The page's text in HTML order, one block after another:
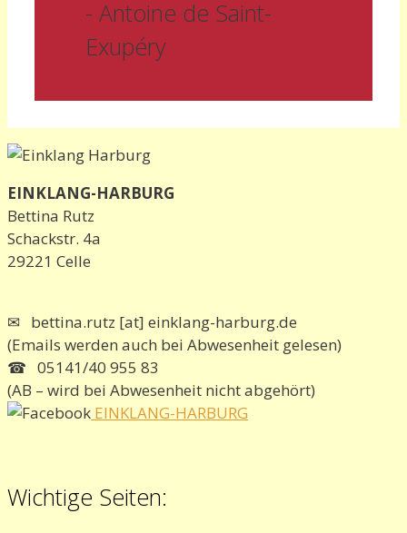
- Antoine de Saint-
Exupéry
EINKLANG-HARBURG
Bettina Rutz
Schackstr. 4a
29221 Celle
✉ bettina.rutz [at] einklang-harburg.de
(Emails werden auch bei Abwesenheit gelesen)
☎ 05141/40 955 83
(AB – wird bei Abwesenheit nicht abgehört)
EINKLANG-HARBURG
Wichtige Seiten: